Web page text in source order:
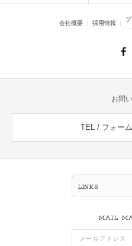
会社概要 採用情報
お問
TEL / フォー
LINKS
MAIL